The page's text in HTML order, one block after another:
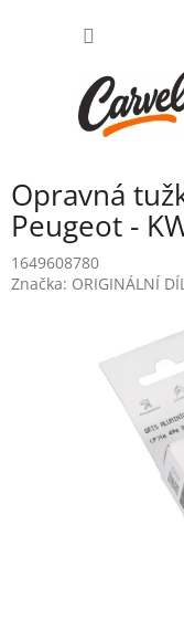
Opravná
Peugeot -
1649608780
Značka: ORIGINÁLNÍ